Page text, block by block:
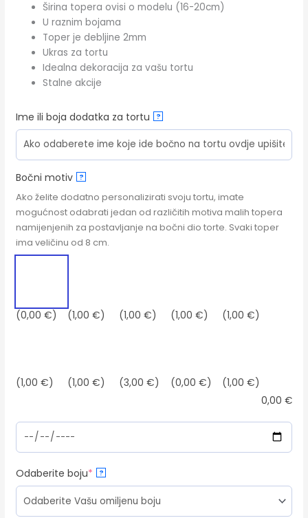
Širina topera ovisi o modelu (16-20cm)
U raznim bojama
Toper je debljine 2mm
Ukras za tortu
Idealna dekoracija za vašu tortu
Stalne akcije
Ime ili boja dodatka za tortu ?
Bočni motiv ?
Ako želite dodatno personalizirati svoju tortu, imate
mogućnost odabrati jedan od različitih motiva malih topera
namijenjenih za postavljanje na bočni dio torte. Svaki toper
ima veličinu od 8 cm.
(0,00 €) (1,00 €) (1,00 €) (1,00 €) (1,00 €)
(1,00 €) (1,00 €) (3,00 €) (0,00 €) (1,00 €)
0,00 €
Odaberite boju* (required)
?